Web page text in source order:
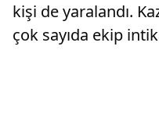
kişi de yaralandı.
çok sayıda ekip